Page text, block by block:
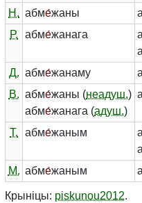
Н. абме́жаны
Р.
абме́жанага
Д. абме́жанаму
В. абме́жаны (неадуш.)
абме́жанага (адуш.)
Т.
абме́жаным
М. абме́жаным
Крыніцы: piskunou2012.